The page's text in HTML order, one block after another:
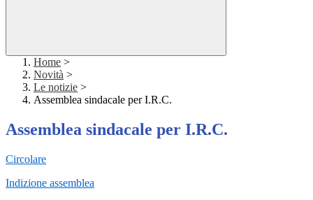
Home >
Novità >
Le notizie >
Assemblea sindacale per I.R.C.
Assemblea sindacale per I.R.C.
Circolare
Indizione assemblea